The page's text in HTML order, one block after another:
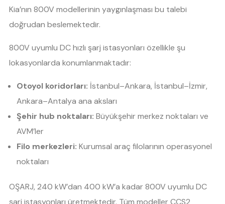
Kia’nın 800V modellerinin yaygınlaşması bu talebi
doğrudan beslemektedir.
800V uyumlu DC hızlı şarj istasyonları özellikle şu
lokasyonlarda konumlanmaktadır:
Otoyol koridorları: İstanbul–Ankara, İstanbul–İzmir,
Ankara–Antalya ana aksları
Şehir hub noktaları: Büyükşehir merkez noktaları ve
AVM’ler
Filo merkezleri: Kurumsal araç filolarının operasyonel
noktaları
OŞARJ, 240 kW’dan 400 kW’a kadar 800V uyumlu DC
şarj istasyonları üretmektedir. Tüm modeller CCS2